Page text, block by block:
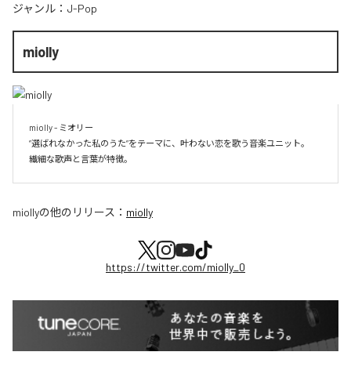
ジャンル： J-Pop
miolly
miolly - ミオリー
”選ばれなかった私のうた”をテーマに、叶わない恋を歌う音楽ユニット。
miollyの他のリリース： miolly
https://twitter.com/miolly_0